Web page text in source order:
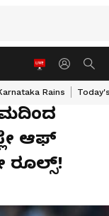
Rains
ಆಫ್‌
ರೂಲ್ಸ್‌!